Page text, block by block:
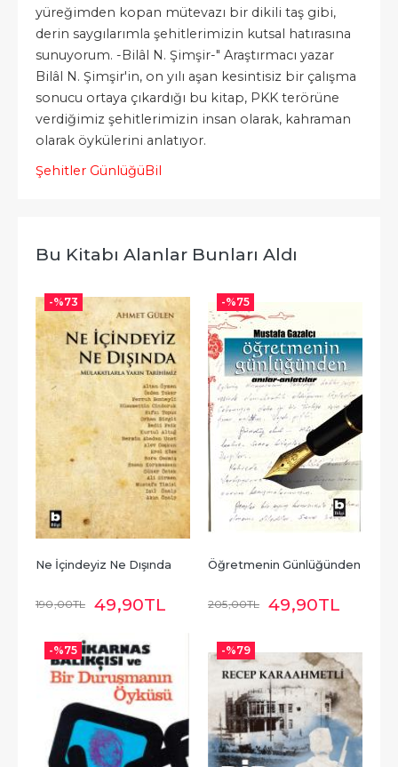
yüreğimden kopan mütevazı bir dikili taş gibi,
derin saygılarımla şehitlerimizin kutsal hatırasına
sunuyorum. -Bilâl N. Şimşir-" Araştırmacı yazar
Bilâl N. Şimşir'in, on yılı aşan kesintisiz bir çalışma
sonucu ortaya çıkardığı bu kitap, PKK terörüne
verdiğimiz şehitlerimizin insan olarak, kahraman
olarak öykülerini anlatıyor.
Şehitler GünlüğüBil
Bu Kitabı Alanlar Bunları Aldı
-%73
Ne İçindeyiz Ne Dışında
190,00TL 49,90TL
-%75
Öğretmenin Günlüğünden
205,00TL 49,90TL
-%75 -%79